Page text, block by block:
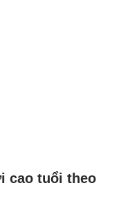
cao tuổi theo